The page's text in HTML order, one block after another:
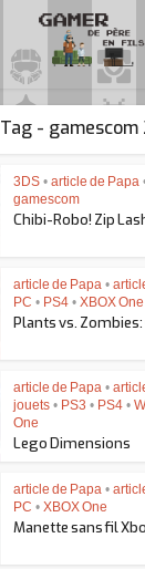
Tag - gamescom
3DS • article de Papa
gamescom
Chibi-Robo! Zip
article de Papa •
PC • PS4 • XBOX One
Plants vs.
article de Papa •
jouets • PS3 • PS4 •
One
Lego Dimensions
article de Papa •
PC • XBOX One
Manette sans fil